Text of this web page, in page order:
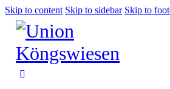
Skip to content Skip to sidebar Skip to